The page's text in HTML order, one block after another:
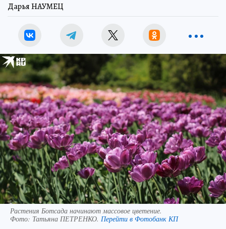
Дарья НАУМЕЦ
Растения Ботсада начинают массовое цветение.
Фото: Татьяна ПЕТРЕНКО. Перейти в Фотобанк КП